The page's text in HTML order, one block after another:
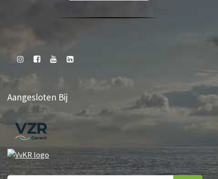
Aangesloten Bij